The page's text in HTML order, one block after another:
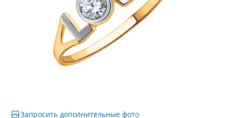
Запросить дополнительные фото